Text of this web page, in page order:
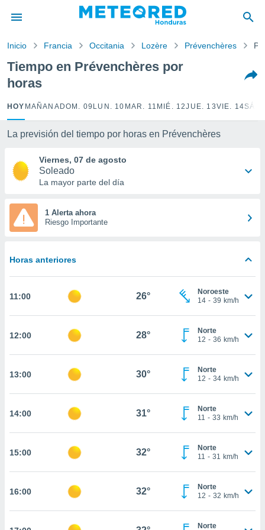
ha sido
para
que se
calidad.
a este
las
y
digital
basada
la
nuestros
en
Inicio Francia Occitania Lozère Prévenchères
Tiempo en Prévenchères por
horas
HOY MAÑANA DOM. 09 LUN. 10 MAR. 11 MIÉ. 12JUE. 13VIE. 14
La previsión del tiempo por horas en Prévenchères
Viernes, 07 de agosto
Soleado
La mayor parte del día
1 Alerta ahora
Riesgo Importante
Horas anteriores
11:00 26°
Noroeste
14 - 39 km/h
12:00 28°
Norte
12 - 36 km/h
13:00 30°
Norte
12 - 34 km/h
14:00 31°
Norte
11 - 33 km/h
15:00 32°
Norte
11 - 31 km/h
16:00 32°
Norte
12 - 32 km/h
Norte